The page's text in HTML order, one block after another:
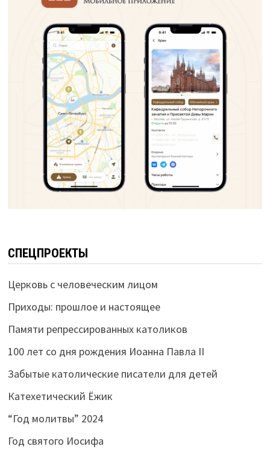
СПЕЦПРОЕКТЫ
Церковь с человеческим лицом
Приходы: прошлое и настоящее
Памяти репрессированных католиков
100 лет со дня рождения Иоанна Павла II
Забытые католические писатели для детей
Катехетический Ёжик
“Год молитвы” 2024
Год святого Иосифа